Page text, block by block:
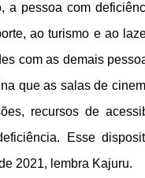
a pessoa com
ao turismo e ao
com as demais
que as salas de
recursos de
Esse
2021, lembra Kajuru.